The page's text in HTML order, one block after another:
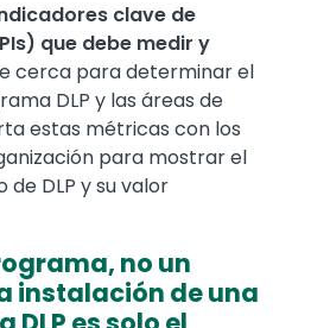
clave de
que debe medir y
cerca para determinar el
DLP y las áreas de
estas métricas con los
para mostrar el
DLP y su valor
no un
instalación de una